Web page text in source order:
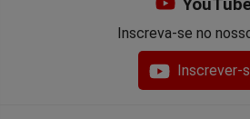
Inscreva-se no
Inscrever-